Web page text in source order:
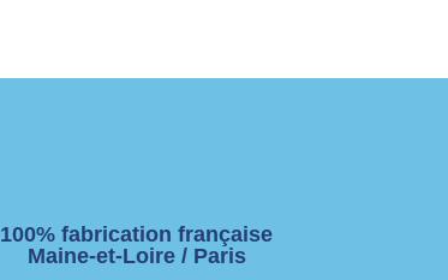
100% fabrication française
Maine-et-Loire / Paris